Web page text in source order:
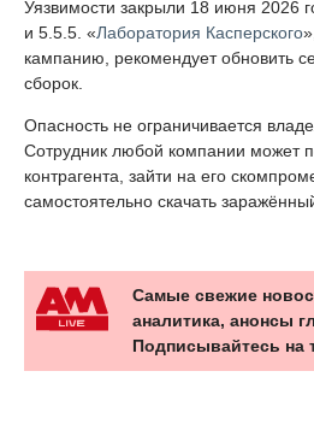
Уязвимости закрыли 18 июня 2026
и 5.5.5. «Лаборатория Касперского
кампанию, рекомендует обновить
сборок.
Опасность не ограничивается
Сотрудник любой компании может
контрагента, зайти на его
самостоятельно скачать
Самые свежие
аналитика, анонсы
Подписывайтесь на